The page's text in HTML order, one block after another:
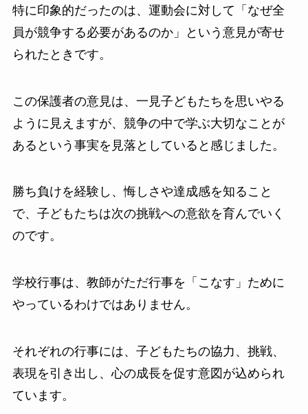
特に印象的だったのは、運動会に対して「なぜ全
員が競争する必要があるのか」という意見が寄せ
られたときです。
この保護者の意見は、一見子どもたちを思いやる
ように見えますが、競争の中で学ぶ大切なことが
あるという事実を見落としていると感じました。
勝ち負けを経験し、悔しさや達成感を知ること
で、子どもたちは次の挑戦への意欲を育んでいく
のです。
学校行事は、教師がただ行事を「こなす」ために
やっているわけではありません。
それぞれの行事には、子どもたちの協力、挑戦、
表現を引き出し、心の成長を促す意図が込められ
ています。